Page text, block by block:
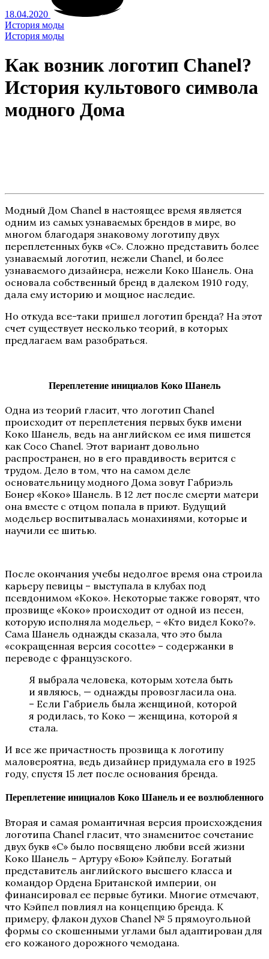
18.04.2020
История моды
История моды
Как возник логотип Chanel?
История культового символа
модного Дома
Модный Дом Chanel в настоящее время является
одним из самых узнаваемых брендов в мире, во
многом благодаря знаковому логотипу двух
переплетенных букв «С». Сложно представить более
узнаваемый логотип, нежели Chanel, и более
узнаваемого дизайнера, нежели Коко Шанель. Она
основала собственный бренд в далеком 1910 году,
дала ему историю и мощное наследие.
Но откуда все-таки пришел логотип бренда? На этот
счет существует несколько теорий, в которых
предлагаем вам разобраться.
Переплетение инициалов Коко Шанель
Одна из теорий гласит, что логотип Chanel
происходит от переплетения первых букв имени
Коко Шанель, ведь на английском ее имя пишется
как Coco Chanel. Этот вариант довольно
распространен, но в его правдивость верится с
трудом. Дело в том, что на самом деле
основательницу модного Дома зовут Габриэль
Бонер «Коко» Шанель. В 12 лет после смерти матери
она вместе с отцом попала в приют. Будущий
модельер воспитывалась монахинями, которые и
научили ее шитью.
После окончания учебы недолгое время она строила
карьеру певицы – выступала в клубах под
псевдонимом «Коко». Некоторые также говорят, что
прозвище «Коко» происходит от одной из песен,
которую исполняла модельер, – «Кто видел Коко?».
Сама Шанель однажды сказала, что это была
«сокращенная версия cocotte» – содержанки в
переводе с французского.
Я выбрала человека, которым хотела быть
и являюсь, — однажды провозгласила она.
– Если Габриель была женщиной, которой
я родилась, то Коко — женщина, которой я
стала.
И все же причастность прозвища к логотипу
маловероятна, ведь дизайнер придумала его в 1925
году, спустя 15 лет после основания бренда.
Переплетение инициалов Коко Шанель и ее возлюбленного
Вторая и самая романтичная версия происхождения
логотипа Chanel гласит, что знаменитое сочетание
двух букв «С» было посвящено любви всей жизни
Коко Шанель – Артуру «Бою» Кэйпелу. Богатый
представитель английского высшего класса и
командор Ордена Британской империи, он
финансировал ее первые бутики. Многие отмечают,
что Кэйпел повлиял на концепцию бренда. К
примеру, флакон духов Chanel № 5 прямоугольной
формы со скошенными углами был адаптирован для
его кожаного дорожного чемодана.